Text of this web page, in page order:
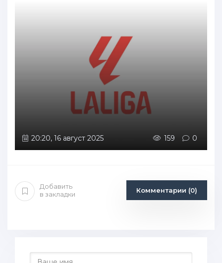
20:20, 16 август 2025 159 0
Добавить
в закладки
Комментарии (0)